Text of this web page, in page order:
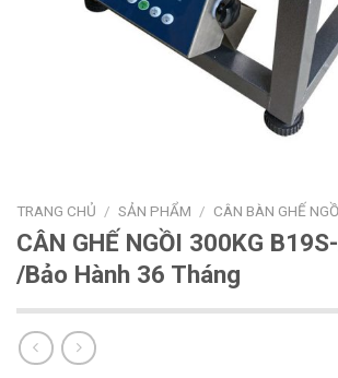
TRANG CHỦ / SẢN PHẨM / CÂN BÀN GHẾ
CÂN GHẾ NGỒI 300KG
/Bảo Hành 36 Tháng